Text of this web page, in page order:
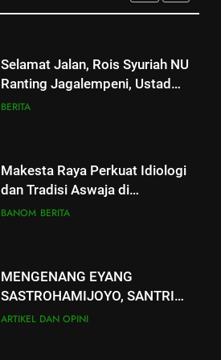
Selamat Jalan, Rois Syuriah NU
Ranting Jagalempeni, Ustad
Susilo
BERITA
Makesta Raya Perkuat Idiologi
dan Tradisi Aswaja di
lingkungan Pelajar Yayasan Al
BANOM BERITA
MENGENANG EYANG
SASTROHAMIJOYO, SANTRI
KETURUNAN SUNAN KALIJAGA
ARTIKEL DAN OPINI